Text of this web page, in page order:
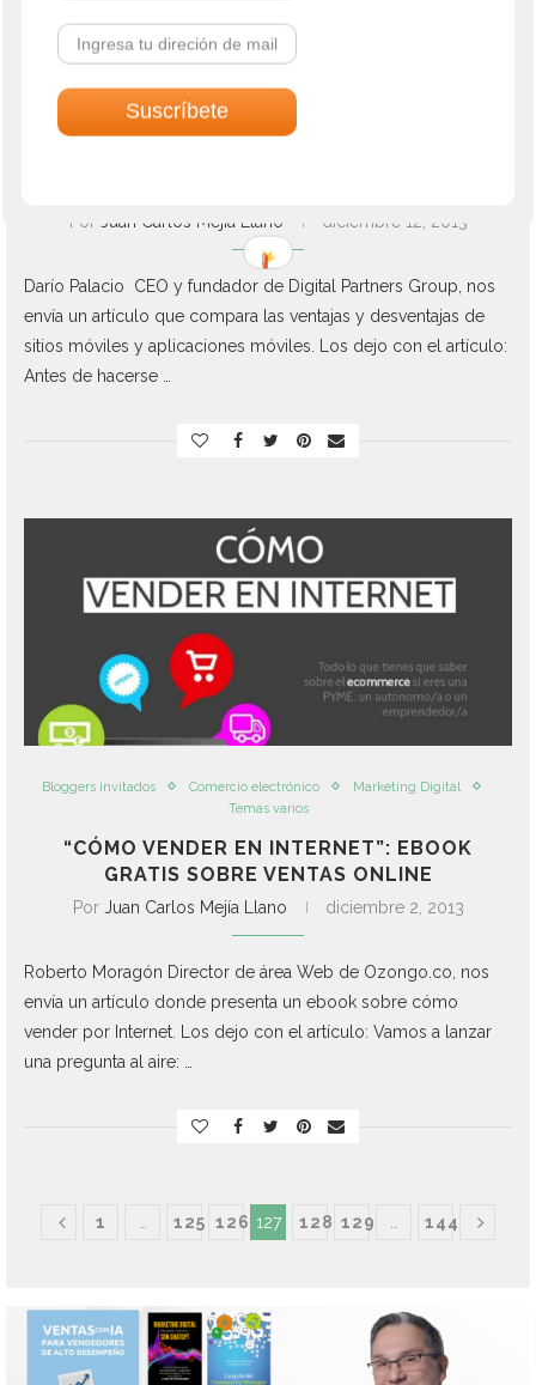
Bloggers invitados
Marketing Digital
Marketing en dispositivos móviles
Por Juan Carlos Mejía Llano diciembre 12, 2013
Darío Palacio CEO y fundador de Digital Partners Group, nos
envía un artículo que compara las ventajas y desventajas de
sitios móviles y aplicaciones móviles. Los dejo con el artículo:
Antes de hacerse …
Bloggers invitados Comercio electrónico
Marketing Digital
Temas varios
“CÓMO VENDER EN INTERNET”: EBOOK
GRATIS SOBRE VENTAS ONLINE
Por Juan Carlos Mejía Llano diciembre 2, 2013
Roberto Moragón Director de área Web de Ozongo.co, nos
envía un artículo donde presenta un ebook sobre cómo
vender por Internet. Los dejo con el artículo: Vamos a lanzar
una pregunta al aire: …
1 125 126 127 128 129 144